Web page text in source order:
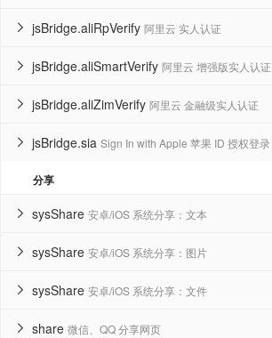
jsBridge.aliRpVerify 阿里云 实人认证

jsBridge.aliSmartVerify 阿里云 增强版实人认证

jsBridge.aliZimVerify 阿里云 金融级实人认证

jsBridge.sia Sign In with Apple 苹果 ID 授权登录

分享
sysShare 安卓/iOS 系统分享：文本

sysShare 安卓/iOS 系统分享：图片

sysShare 安卓/iOS 系统分享：文件

share 微信、QQ 分享网页
